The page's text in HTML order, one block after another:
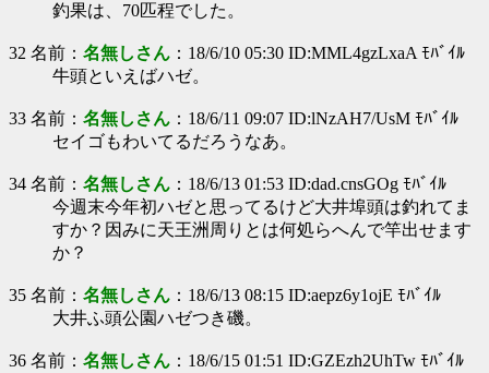
釣果は、70匹程でした。
32 名前： 名無しさん ：18/6/10 05:30 ID:MML4gzLxaA ﾓﾊﾞｲﾙ
牛頭といえばハゼ。
33 名前： 名無しさん ：18/6/11 09:07 ID:lNzAH7/UsM ﾓﾊﾞｲﾙ
セイゴもわいてるだろうなあ。
34 名前： 名無しさん ：18/6/13 01:53 ID:dad.cnsGOg ﾓﾊﾞｲﾙ
今週末今年初ハゼと思ってるけど大井埠頭は釣れてま
すか？因みに天王洲周りとは何処らへんで竿出せます
か？
35 名前： 名無しさん ：18/6/13 08:15 ID:aepz6y1ojE ﾓﾊﾞｲﾙ
大井ふ頭公園ハゼつき磯。
36 名前： 名無しさん ：18/6/15 01:51 ID:GZEzh2UhTw ﾓﾊﾞｲﾙ